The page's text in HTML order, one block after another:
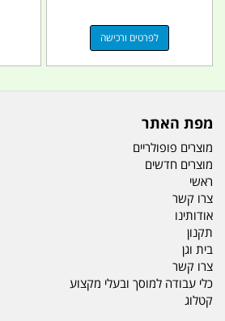
לפרטים ורכישה
מפת האתר
מוצרים פופולריים
מוצרים חדשים
ראשי
צרו קשר
אודותינו
תקנון
בית וגן
צרו קשר
כלי עבודה למוסך ובעלי מקצוע
קטלוג